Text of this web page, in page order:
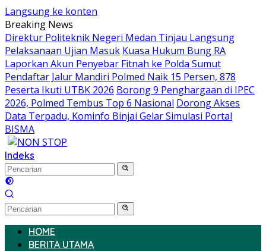
Langsung ke konten
Breaking News
Direktur Politeknik Negeri Medan Tinjau Langsung
Pelaksanaan Ujian Masuk Kuasa Hukum Bung RA
Laporkan Akun Penyebar Fitnah ke Polda Sumut
Pendaftar Jalur Mandiri Polmed Naik 15 Persen, 878
Peserta Ikuti UTBK 2026 Borong 9 Penghargaan di IPEC
2026, Polmed Tembus Top 6 Nasional Dorong Akses
Data Terpadu, Kominfo Binjai Gelar Simulasi Portal
BISMA
Indeks
HOME
BERITA UTAMA